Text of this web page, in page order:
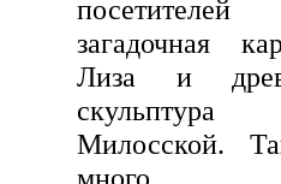
посетителей
загадочная
Лиза и
Милосской.
много